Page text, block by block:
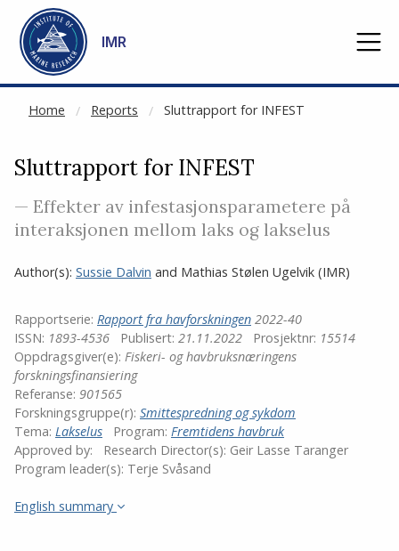
Go to main content
IMR
Home Reports Sluttrapport for INFEST
NOT CACHED
Sluttrapport for INFEST
— Effekter av infestasjonsparametere på
interaksjonen mellom laks og lakselus
Author(s): Sussie Dalvin and Mathias Stølen Ugelvik (IMR)
Rapportserie: Rapport fra havforskningen 2022-40
ISSN: 1893-4536 Publisert: 21.11.2022 Prosjektnr: 15514
Oppdragsgiver(e): Fiskeri- og havbruksnæringens
forskningsfinansiering
Referanse: 901565
Forskningsgruppe(r): Smittespredning og sykdom
Tema: Lakselus Program: Fremtidens havbruk
Approved by:
Research Director(s): Geir Lasse Taranger
Program leader(s): Terje Svåsand
English summary